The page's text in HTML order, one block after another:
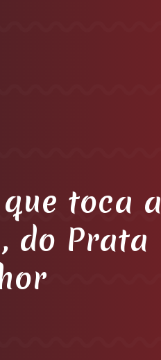
toca a
do Prata